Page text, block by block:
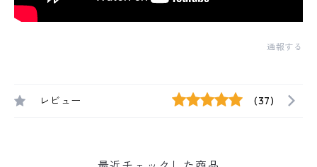
通報する
レビュー (37)